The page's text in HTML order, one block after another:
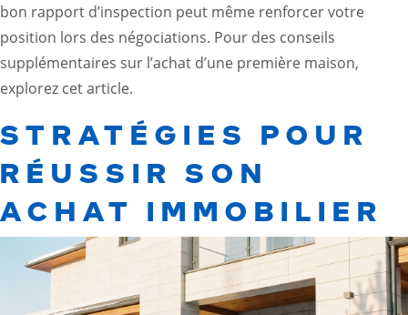
bon rapport d’inspection peut même renforcer votre
position lors des négociations. Pour des conseils
supplémentaires sur l’achat d’une première maison,
explorez cet article.
STRATÉGIES POUR
RÉUSSIR SON
ACHAT IMMOBILIER